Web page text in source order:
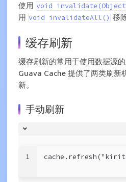
使用 void
用 void invalidateAll() 移
缓存刷新
缓存刷新的常用于使用数据源
Guava Cache 提供了两类刷新
新。
手动刷新
1